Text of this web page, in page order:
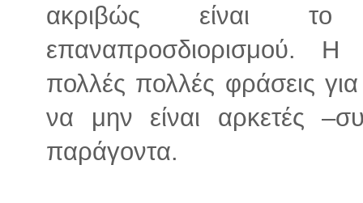
ακριβώς είναι το
επαναπροσδιορισμού. Η
πολλές πολλές φράσεις
να μην είναι αρκετές
παράγοντα.